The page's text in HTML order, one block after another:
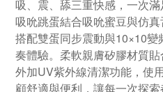
吸、震、舔三重快感，一次
吸吮跳蛋結合吸吮蜜豆與仿真
搭配雙蛋同步震動與10×10
奏體驗。柔軟親膚矽膠材質貼
外加UV紫外線清潔功能，使
顧舒適與便利，讓每一次探索